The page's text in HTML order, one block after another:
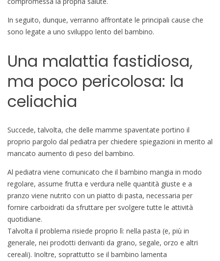
In seguito, dunque, verranno affrontate le principali cause che
sono legate a uno sviluppo lento del bambino.
Una malattia fastidiosa,
ma poco pericolosa: la
celiachia
Succede, talvolta, che delle mamme spaventate portino il
proprio pargolo dal pediatra per chiedere spiegazioni in merito al
mancato aumento di peso del bambino.
Al pediatra viene comunicato che il bambino mangia in modo
regolare, assume frutta e verdura nelle quantità giuste e a
pranzo viene nutrito con un piatto di pasta, necessaria per
fornire carboidrati da sfruttare per svolgere tutte le attività
quotidiane.
Talvolta il problema risiede proprio lì: nella pasta (e, più in
generale, nei prodotti derivanti da grano, segale, orzo e altri
cereali). Inoltre, soprattutto se il bambino lamenta